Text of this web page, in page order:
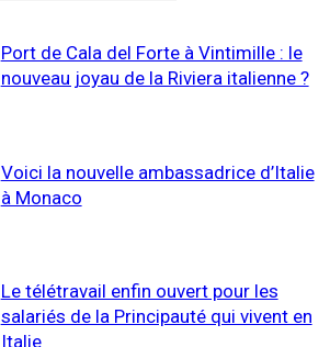
Port de Cala del Forte à Vintimille : le
nouveau joyau de la Riviera italienne ?
Voici la nouvelle ambassadrice d’Italie
à Monaco
Le télétravail enfin ouvert pour les
salariés de la Principauté qui vivent en
Italie